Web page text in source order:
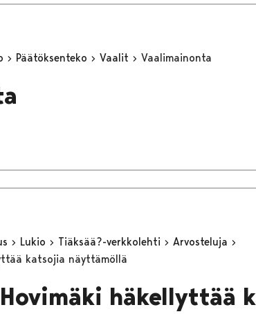
Päätöksenteko Vaalit Vaalimainonta
Lukio Tiäksää?-verkkolehti
Arvosteluja
katsojia näyttämöllä
häkellyttää